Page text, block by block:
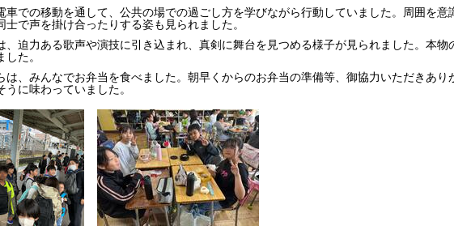
車での移動を通して、公共の場での過ごし方を学びながら行動していました。周囲を意
士で声を掛け合ったりする姿も見られました。
、迫力ある歌声や演技に引き込まれ、真剣に舞台を見つめる様子が見られました。本物
した。
は、みんなでお弁当を食べました。朝早くからのお弁当の準備等、御協力いただきあり
うに味わっていました。